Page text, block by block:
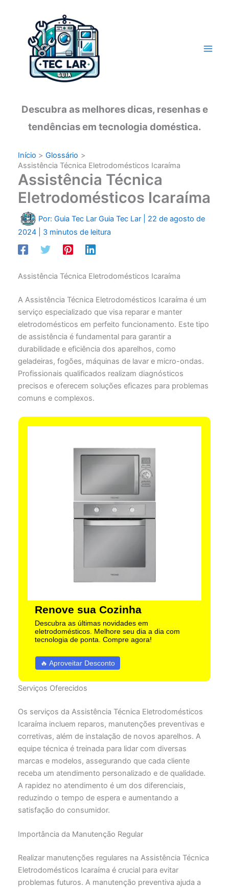
conteúdo
Descubra as melhores dicas, resenhas e
tendências em tecnologia doméstica.
Início
Glossário
Assistência Técnica Eletrodomésticos Icaraíma
Assistência Técnica
Eletrodomésticos Icaraíma
Por: Guia Tec Lar Guia Tec Lar
22 de agosto de
2024
3 minutos de leitura
Assistência Técnica Eletrodomésticos Icaraíma
A Assistência Técnica Eletrodomésticos Icaraíma é um
serviço especializado que visa reparar e manter
eletrodomésticos em perfeito funcionamento. Este tipo
de assistência é fundamental para garantir a
durabilidade e eficiência dos aparelhos, como
geladeiras, fogões, máquinas de lavar e micro-ondas.
Profissionais qualificados realizam diagnósticos
precisos e oferecem soluções eficazes para problemas
comuns e complexos.
Renove sua Cozinha
Descubra as últimas novidades em
eletrodomésticos. Melhore seu dia a dia com
tecnologia de ponta. Compre agora!
🔥 Aproveitar Desconto
Serviços Oferecidos
Os serviços da Assistência Técnica Eletrodomésticos
Icaraíma incluem reparos, manutenções preventivas e
corretivas, além de instalação de novos aparelhos. A
equipe técnica é treinada para lidar com diversas
marcas e modelos, assegurando que cada cliente
receba um atendimento personalizado e de qualidade.
A rapidez no atendimento é um dos diferenciais,
reduzindo o tempo de espera e aumentando a
satisfação do consumidor.
Importância da Manutenção Regular
Realizar manutenções regulares na Assistência Técnica
Eletrodomésticos Icaraíma é crucial para evitar
problemas futuros. A manutenção preventiva ajuda a